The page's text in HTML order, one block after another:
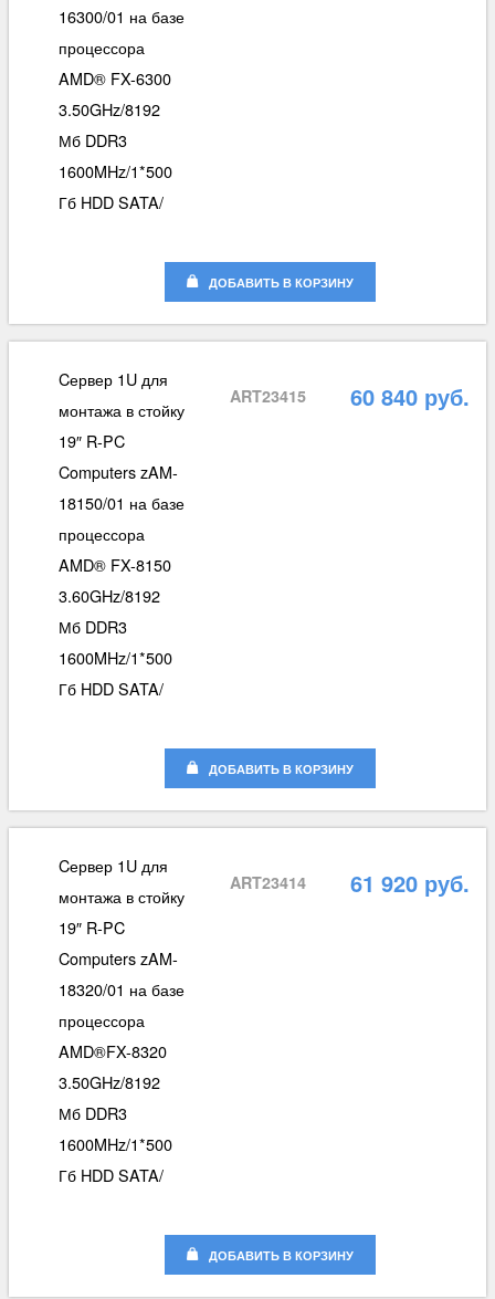
16300/01 на базе
процессора
AMD® FX-6300
3.50GHz/8192
Мб DDR3
1600MHz/1*500
Гб HDD SATA/
ДОБАВИТЬ В КОРЗИНУ
Cервер 1U для
монтажа в стойку
19″ R-PC
Computers zAM-
18150/01 на базе
процессора
AMD® FX-8150
3.60GHz/8192
Мб DDR3
1600MHz/1*500
Гб HDD SATA/
ART23415 60 840 руб.
ДОБАВИТЬ В КОРЗИНУ
Cервер 1U для
монтажа в стойку
19″ R-PC
Computers zAM-
18320/01 на базе
процессора
AMD®FX-8320
3.50GHz/8192
Мб DDR3
1600MHz/1*500
Гб HDD SATA/
ART23414 61 920 руб.
ДОБАВИТЬ В КОРЗИНУ